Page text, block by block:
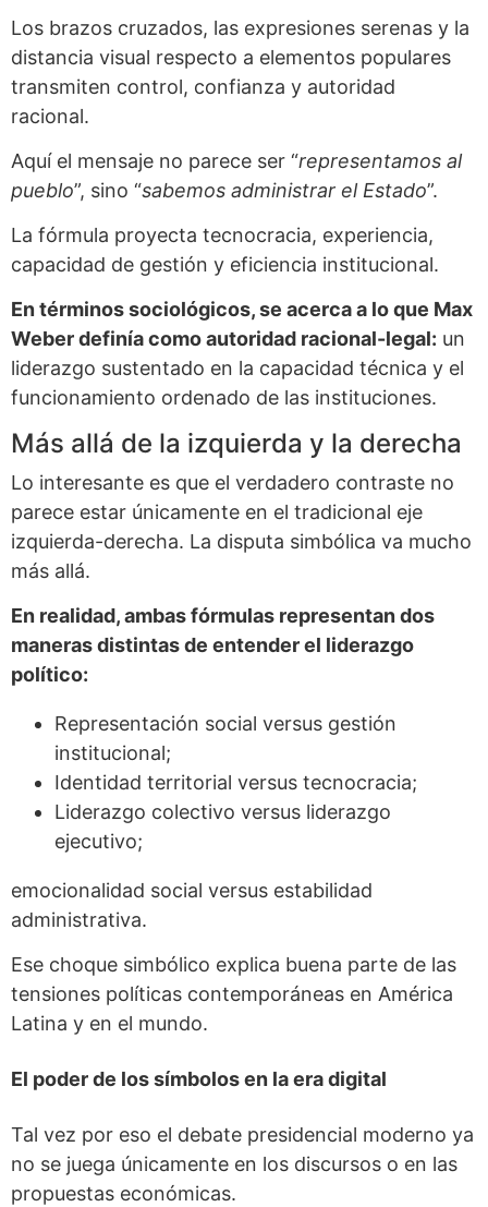
Los brazos cruzados, las expresiones serenas y la
distancia visual respecto a elementos populares
transmiten control, confianza y autoridad
racional.
Aquí el mensaje no parece ser “representamos al
pueblo”, sino “sabemos administrar el Estado”.
La fórmula proyecta tecnocracia, experiencia,
capacidad de gestión y eficiencia institucional.
En términos sociológicos, se acerca a lo que Max
Weber definía como autoridad racional-legal: un
liderazgo sustentado en la capacidad técnica y el
funcionamiento ordenado de las instituciones.
Más allá de la izquierda y la derecha
Lo interesante es que el verdadero contraste no
parece estar únicamente en el tradicional eje
izquierda-derecha. La disputa simbólica va mucho
más allá.
En realidad, ambas fórmulas representan dos
maneras distintas de entender el liderazgo
político:
Representación social versus gestión
institucional;
Identidad territorial versus tecnocracia;
Liderazgo colectivo versus liderazgo
ejecutivo;
emocionalidad social versus estabilidad
administrativa.
Ese choque simbólico explica buena parte de las
tensiones políticas contemporáneas en América
Latina y en el mundo.
El poder de los símbolos en la era digital
Tal vez por eso el debate presidencial moderno ya
no se juega únicamente en los discursos o en las
propuestas económicas.